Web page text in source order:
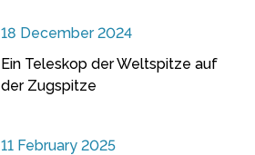
18 December 2024
Ein Teleskop der Weltspitze auf
der Zugspitze
11 February 2025